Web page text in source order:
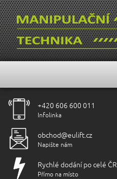
+420 606 600 011
Infolinka
obchod@eulift.cz
Napište nám
Rychlé dodání po celé ČR
Přímo na místo